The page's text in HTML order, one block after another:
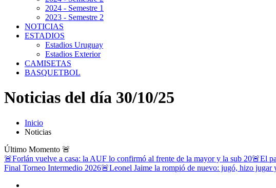
2024 - Semestre 1
2023 - Semestre 2
NOTICIAS
ESTADIOS
Estadios Uruguay
Estadios Exterior
CAMISETAS
BASQUETBOL
Noticias del día 30/10/25
Inicio
Noticias
Último Momento 🚨
🚨Forlán vuelve a casa: la AUF lo confirmó al frente de la mayor y la sub 20🚨El
Final Torneo Intermedio 2026🚨Leonel Jaime la rompió de nuevo: jugó, hizo jugar